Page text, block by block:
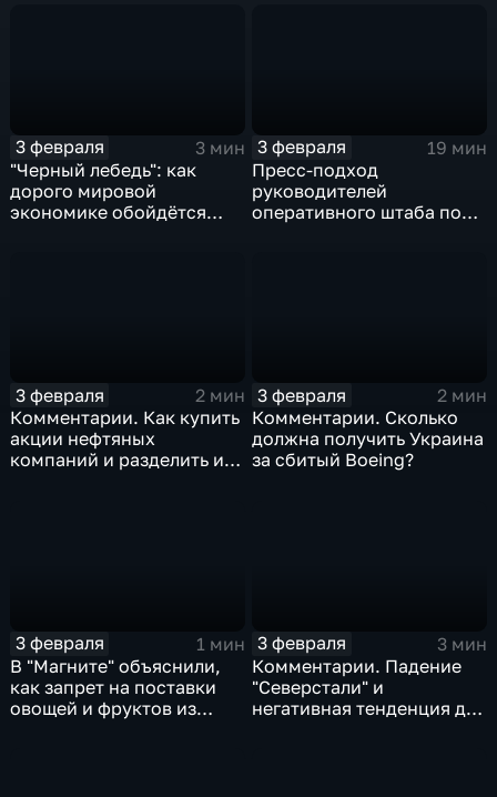
3 февраля
3 мин
"Черный лебедь": как
дорого мировой
экономике обойдётся
3 февраля
19 мин
Пресс-подход
руководителей
оперативного штаба по
3 февраля
2 мин
Комментарии. Как купить
акции нефтяных
компаний и разделить их
3 февраля
2 мин
Комментарии. Сколько
должна получить Украина
за сбитый Boeing?
3 февраля
1 мин
В "Магните" объяснили,
как запрет на поставки
овощей и фруктов из
3 февраля
3 мин
Комментарии. Падение
"Северстали" и
негативная тенденция для